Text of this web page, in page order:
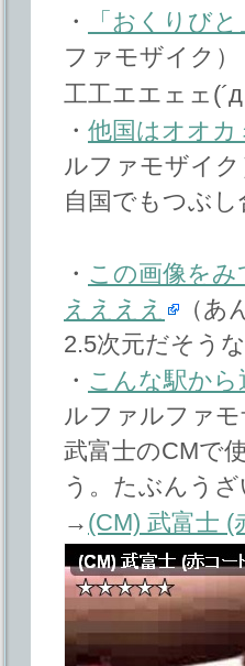
・
「おくりび
ファモザイク）
工工エエェェ
・ 他国はオオカ
ルファモザイク
自国でもつぶ
・ この画像を
ええええ
（あ
2.5次元だそう
・ こんな駅か
ルファルファモ
武富士のCMで
う。たぶんう
→ (CM) 武富士 (